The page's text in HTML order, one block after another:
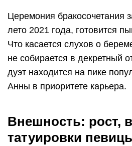
Церемония бракосочетания
лето 2021 года, готовится
Что касается слухов о
не собирается в декретный
дуэт находится на пике
Анны в приоритете карьера.
Внешность: рост,
татуировки